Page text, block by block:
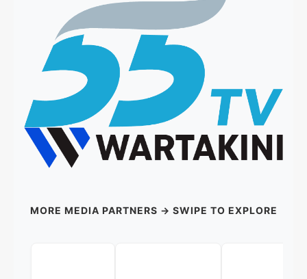
MORE MEDIA PARTNERS → SWIPE TO EXPLORE